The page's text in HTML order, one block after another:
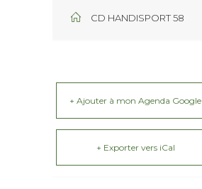
CD HANDISPORT 58
+ Ajouter à mon Agenda Google
+ Exporter vers iCal